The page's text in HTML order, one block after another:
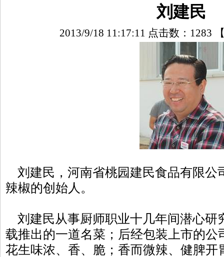
刘建民
2013/9/18 11:17:11 点击数： 1283
刘建民，河南省桃园建民食品有限公
辣椒的创始人。
刘建民从事厨师职业十几年间潜心研
载推出的一道名菜；后经包装上市的公
花生味浓、香、脆；香而微辣、健脾开